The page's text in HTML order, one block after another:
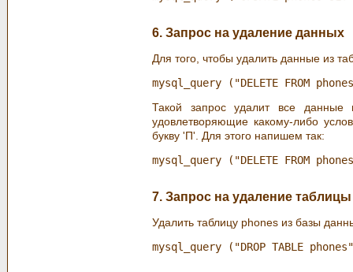
6. Запрос на удаление данных
Для того, чтобы удалить данные из
Такой запрос удалит все данные
удовлетворяющие какому-либо
букву 'П'. Для этого напишем так:
7. Запрос на удаление таблицы
Удалить таблицу phones из базы